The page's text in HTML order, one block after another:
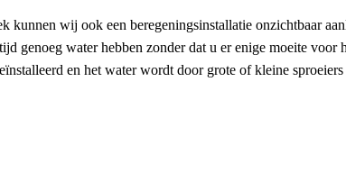
kunnen wij ook een beregeningsinstallatie onzichtbaar
genoeg water hebben zonder dat u er enige moeite voor
en het water wordt door grote of kleine